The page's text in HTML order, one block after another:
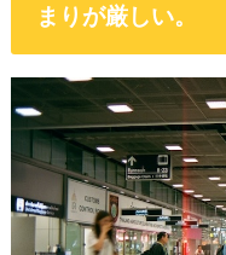
まりが厳しい。